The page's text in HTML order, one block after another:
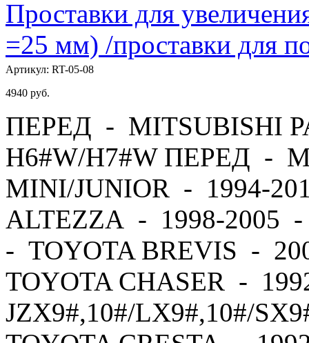
Проставки для
=25 мм) /проставки для
Артикул: RT-05-08
4940 руб.
ПЕРЕД - MITSUBISHI
H6#W/H7#W ПЕРЕД -
MINI/JUNIOR - 1994-
ALTEZZA - 1998-2005
- TOYOTA BREVIS -
TOYOTA CHASER -
JZX9#,10#/LX9#,10#/